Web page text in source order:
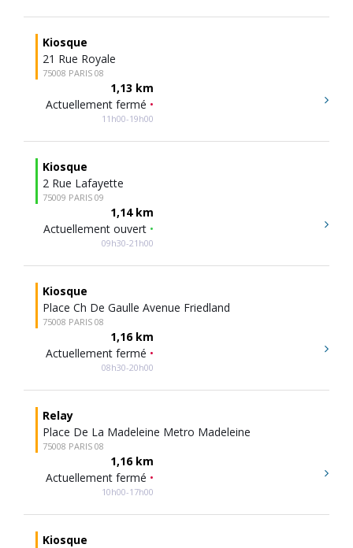
Kiosque
21 Rue Royale
75008 PARIS 08
1,13 km
Actuellement fermé •
11h00-19h00
Kiosque
2 Rue Lafayette
75009 PARIS 09
1,14 km
Actuellement ouvert •
09h30-21h00
Kiosque
Place Ch De Gaulle Avenue Friedland
75008 PARIS 08
1,16 km
Actuellement fermé •
08h30-20h00
Relay
Place De La Madeleine Metro Madeleine
75008 PARIS 08
1,16 km
Actuellement fermé •
10h00-17h00
Kiosque